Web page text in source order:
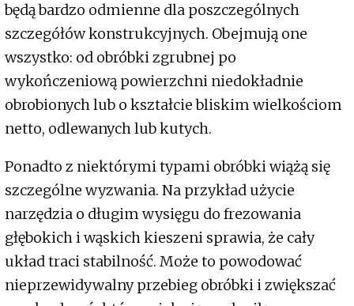
będą bardzo odmienne dla poszczególnych
szczegółów konstrukcyjnych. Obejmują one
wszystko: od obróbki zgrubnej po
wykończeniową powierzchni niedokładnie
obrobionych lub o kształcie bliskim wielkościom
netto, odlewanych lub kutych.
Ponadto z niektórymi typami obróbki wiążą się
szczególne wyzwania. Na przykład użycie
narzędzia o długim wysięgu do frezowania
głębokich i wąskich kieszeni sprawia, że cały
układ traci stabilność. Może to powodować
nieprzewidywalny przebieg obróbki i zwiększać